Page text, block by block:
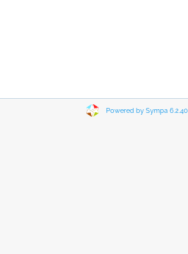
Powered by Sympa 6.2.40